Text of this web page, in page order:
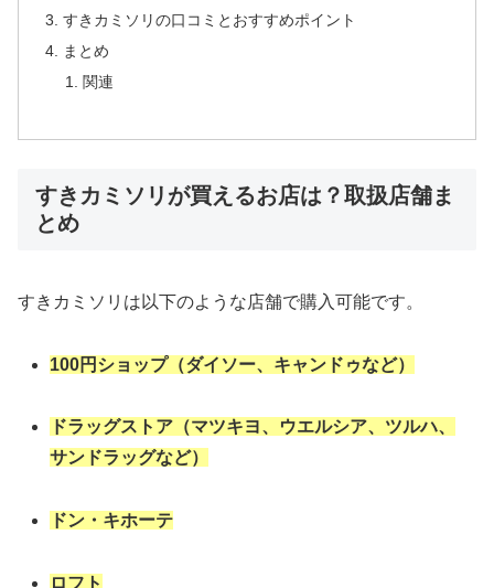
すきカミソリの口コミとおすすめポイント
まとめ
関連
すきカミソリが買えるお店は？取扱店舗ま
とめ
すきカミソリは以下のような店舗で購入可能です。
100円ショップ（ダイソー、キャンドゥなど）
ドラッグストア（マツキヨ、ウエルシア、ツルハ、
サンドラッグなど）
ドン・キホーテ
ロフト